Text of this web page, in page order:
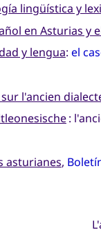
lingüística y
en Asturias y
y lengua: el
l'ancien
:
asturianes,